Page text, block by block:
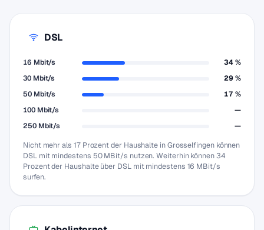
DSL
16 Mbit/s
34 %
30 Mbit/s
29 %
50 Mbit/s
17 %
100 Mbit/s
—
250 Mbit/s
—
Nicht mehr als 17 Prozent der Haushalte in Grosselfingen können
DSL mit mindestens 50 MBit/s nutzen. Weiterhin können 34
Prozent der Haushalte über DSL mit mindestens 16 MBit/s
surfen.